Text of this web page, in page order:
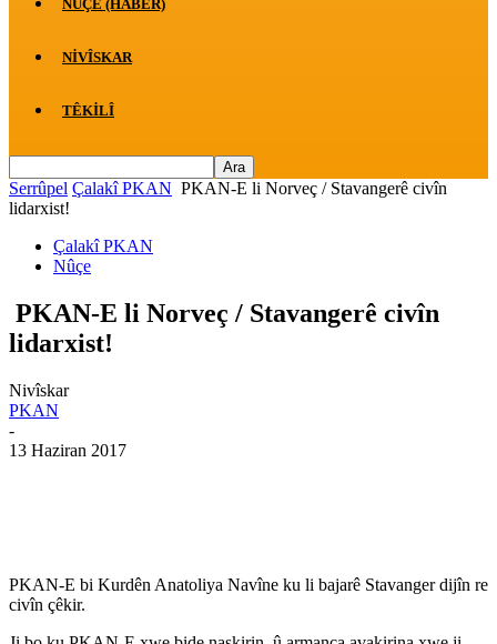
NÛÇE (HABER)
NIVÎSKAR
TÊKILÎ
Serrûpel Çalakî PKAN PKAN-E li Norveç / Stavangerê civîn
lidarxist!
Çalakî PKAN
Nûçe
PKAN-E li Norveç / Stavangerê civîn
lidarxist!
Nivîskar
PKAN
-
13 Haziran 2017
PKAN-E bi Kurdên Anatoliya Navîne ku li bajarê Stavanger dijîn re
civîn çêkir.